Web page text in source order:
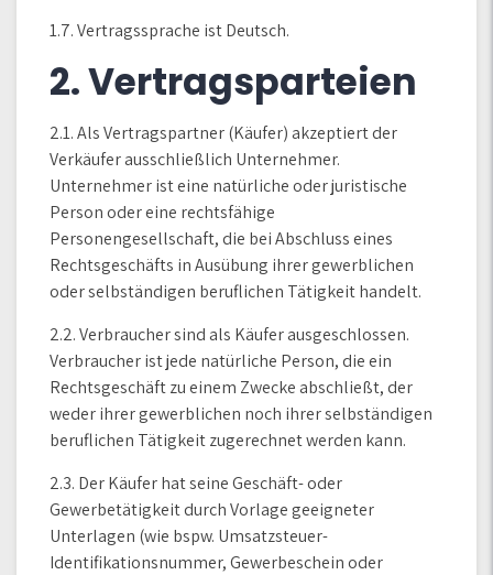
1.7. Vertragssprache ist Deutsch.
2. Vertragsparteien
2.1. Als Vertragspartner (Käufer) akzeptiert der
Verkäufer ausschließlich Unternehmer.
Unternehmer ist eine natürliche oder juristische
Person oder eine rechtsfähige
Personengesellschaft, die bei Abschluss eines
Rechtsgeschäfts in Ausübung ihrer gewerblichen
oder selbständigen beruflichen Tätigkeit handelt.
2.2. Verbraucher sind als Käufer ausgeschlossen.
Verbraucher ist jede natürliche Person, die ein
Rechtsgeschäft zu einem Zwecke abschließt, der
weder ihrer gewerblichen noch ihrer selbständigen
beruflichen Tätigkeit zugerechnet werden kann.
2.3. Der Käufer hat seine Geschäft- oder
Gewerbetätigkeit durch Vorlage geeigneter
Unterlagen (wie bspw. Umsatzsteuer-
Identifikationsnummer, Gewerbeschein oder